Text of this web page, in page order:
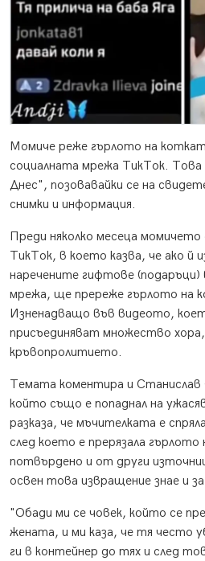
Момиче реже гърлото на
социалната мрежа ТикТок.
Днес", позовавайки се на
снимки и информация.
Преди няколко месеца момичето
ТикТок, в което казва, че ако й
наречените гифтове (подаръци)
мрежа, ще пререже гърлото на
Изненадващо във видеото,
присъединяват множество
кръвопролитието.
Темата коментира и Станислав
който също е попаднал на
разказа, че мъчителката е
след което е прерязала
потвърдено и от други
освен това извращение знае и
"Обади ми се човек, който се
жената, и ми каза, че тя често
ги в контейнер до тях и след